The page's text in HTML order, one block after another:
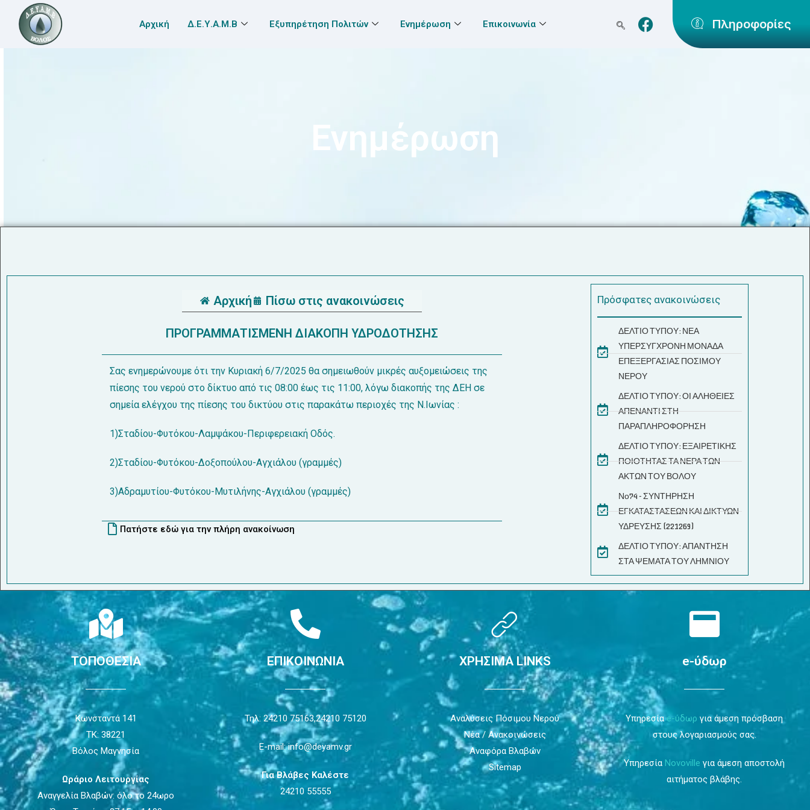
Αρχική Δ.Ε.Υ.Α.Μ.Β Εξυπηρέτηση Πολιτών Ενημέρωση Επικοινωνία Πληροφορίες
Ενημέρωση
Αρχική Πίσω στις ανακοινώσεις
ΠΡΟΓΡΑΜΜΑΤΙΣΜΕΝΗ ΔΙΑΚΟΠΗ ΥΔΡΟΔΟΤΗΣΗΣ
Σας ενημερώνουμε ότι την Κυριακή 6/7/2025 θα σημειωθούν μικρές αυξομειώσεις της
πίεσης του νερού στο δίκτυο από τις 08:00 έως τις 11:00, λόγω διακοπής της ΔΕΗ σε
σημεία ελέγχου της πίεσης του δικτύου στις παρακάτω περιοχές της Ν.Ιωνίας :
1)Σταδίου-Φυτόκου-Λαμψάκου-Περιφερειακή Οδός.
2)Σταδίου-Φυτόκου-Δοξοπούλου-Αγχιάλου (γραμμές)
3)Αδραμυτίου-Φυτόκου-Μυτιλήνης-Αγχιάλου (γραμμές)
Πατήστε εδώ για την πλήρη ανακοίνωση
Πρόσφατες ανακοινώσεις
ΔΕΛΤΙΟ ΤΥΠΟΥ: ΝΕΑ
ΥΠΕΡΣΥΓΧΡΟΝΗ ΜΟΝΑΔΑ
ΕΠΕΞΕΡΓΑΣΙΑΣ ΠΟΣΙΜΟΥ
ΝΕΡΟΥ
ΔΕΛΤΙΟ ΤΥΠΟΥ: ΟΙ ΑΛΗΘΕΙΕΣ
ΑΠΕΝΑΝΤΙ ΣΤΗ
ΠΑΡΑΠΛΗΡΟΦΟΡΗΣΗ
ΔΕΛΤΙΟ ΤΥΠΟΥ: ΕΞΑΙΡΕΤΙΚΗΣ
ΠΟΙΟΤΗΤΑΣ ΤΑ ΝΕΡΑ ΤΩΝ
ΑΚΤΩΝ ΤΟΥ ΒΟΛΟΥ
Νο74 - ΣΥΝΤΗΡΗΣΗ
ΕΓΚΑΤΑΣΤΑΣΕΩΝ ΚΑΙ ΔΙΚΤΥΩΝ
ΥΔΡΕΥΣΗΣ (221269)
ΔΕΛΤΙΟ ΤΥΠΟΥ: ΑΠΑΝΤΗΣΗ
ΣΤΑ ΨΕΜΑΤΑ ΤΟΥ ΛΗΜΝΙΟΥ
ΤΟΠΟΘΕΣΙΑ
Κωνσταντά 141
ΤΚ: 38221
Βόλος Μαγνησία
Ωράριο Λειτουργίας
Αναγγελία Βλαβών: όλο το 24ωρο
ΕΠΙΚΟΙΝΩΝΙΑ
Τηλ: 24210 75163,24210 75120
E-mail: info@deyamv.gr
Για Βλάβες Καλέστε
24210 55555
ΧΡΗΣΙΜΑ LINKS
Αναλύσεις Πόσιμου Νερού
Νέα / Ανακοινώσεις
Αναφόρα Βλαβών
Sitemap
e-ύδωρ
Υπηρεσίαe-ύδωρ για άμεση πρόσβαση
στους λογαριασμούς σας.
Υπηρεσία Novoville για άμεση αποστολή
αιτήματος βλάβης.